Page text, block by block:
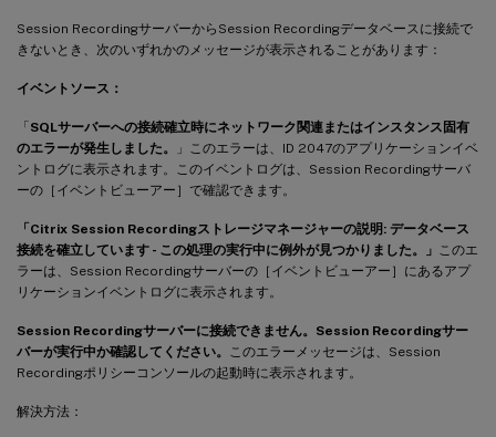
Session RecordingサーバーからSession Recordingデータベースに接続で
きないとき、次のいずれかのメッセージが表示されることがあります：
イベントソース：
「SQLサーバーへの接続確立時にネットワーク関連またはインスタンス固有
のエラーが発生しました。
」このエラーは、ID 2047のアプリケーションイベ
ントログに表示されます。このイベントログは、Session Recordingサーバ
ーの［イベントビューアー］で確認できます。
「Citrix Session Recordingストレージマネージャーの説明: データベース
接続を確立しています - この処理の実行中に例外が見つかりました。」
このエ
ラーは、Session Recordingサーバーの［イベントビューアー］にあるアプ
リケーションイベントログに表示されます。
Session Recordingサーバーに接続できません。Session Recordingサー
バーが実行中か確認してください。
このエラーメッセージは、Session
Recordingポリシーコンソールの起動時に表示されます。
解決方法：